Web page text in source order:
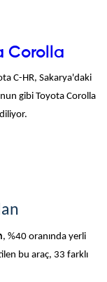
Corolla
C-HR, Sakarya'daki
gibi Toyota Corolla
, %40 oranında yerli
bu araç, 33 farklı